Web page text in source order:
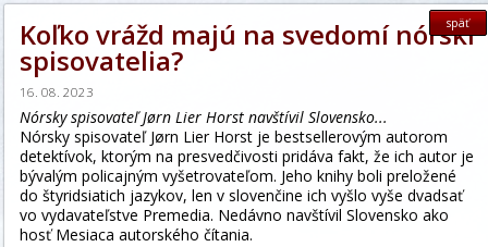
späť
Koľko vrážd majú na svedomí nórski
spisovatelia?
16. 08. 2023
Nórsky spisovateľ Jørn Lier Horst navštívil Slovensko...
Nórsky spisovateľ Jørn Lier Horst je bestsellerovým autorom
detektívok, ktorým na presvedčivosti pridáva fakt, že ich autor je
bývalým policajným vyšetrovateľom. Jeho knihy boli preložené
do štyridsiatich jazykov, len v slovenčine ich vyšlo vyše dvadsať
vo vydavateľstve Premedia. Nedávno navštívil Slovensko ako
hosť Mesiaca autorského čítania.